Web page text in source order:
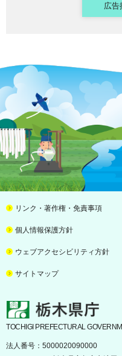
広告
リンク・著作権・免責事項
個人情報保護方針
ウェブアクセシビリティ方針
サイトマップ
栃木県庁
TOCHIGI PREFECTURAL
法人番号：5000020090000